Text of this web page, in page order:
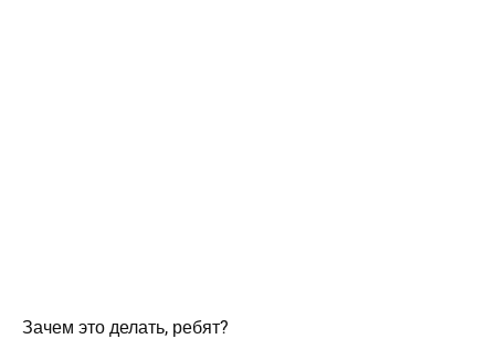
Зачем это делать, ребят?